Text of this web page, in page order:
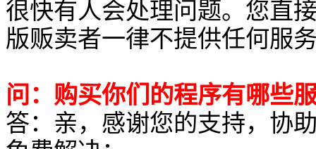
很快有人会处理问题。您直
版贩卖者一律不提供任何服
问：购买你们的程序有哪些
答：亲，感谢您的支持，协